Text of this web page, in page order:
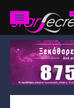
Προβλέψεις